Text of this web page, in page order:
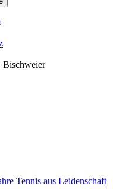
Tennis aus Leidenschaft